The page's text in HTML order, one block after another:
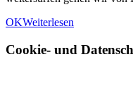
OKWeiterlesen
Cookie- und